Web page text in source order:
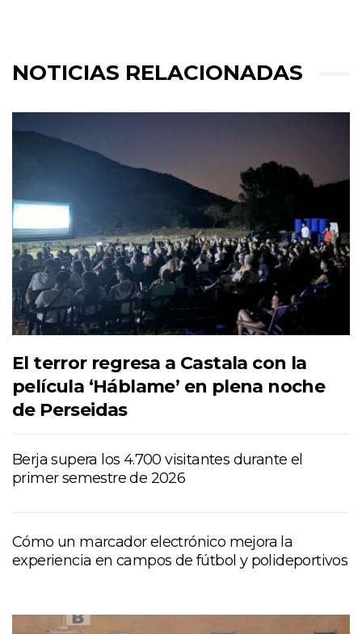
NOTICIAS RELACIONADAS
El terror regresa a Castala con la
película ‘Háblame’ en plena noche
de Perseidas
Berja supera los 4.700 visitantes durante el
primer semestre de 2026
Cómo un marcador electrónico mejora la
experiencia en campos de fútbol y polideportivos